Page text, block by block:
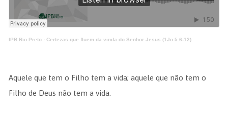
IPB Rio Preto· Certezas que fluem da vinda do Senhor Jesus (1Jo 5.6-12)
Aquele que tem o Filho tem a vida; aquele que não tem o
Filho de Deus não tem a vida.